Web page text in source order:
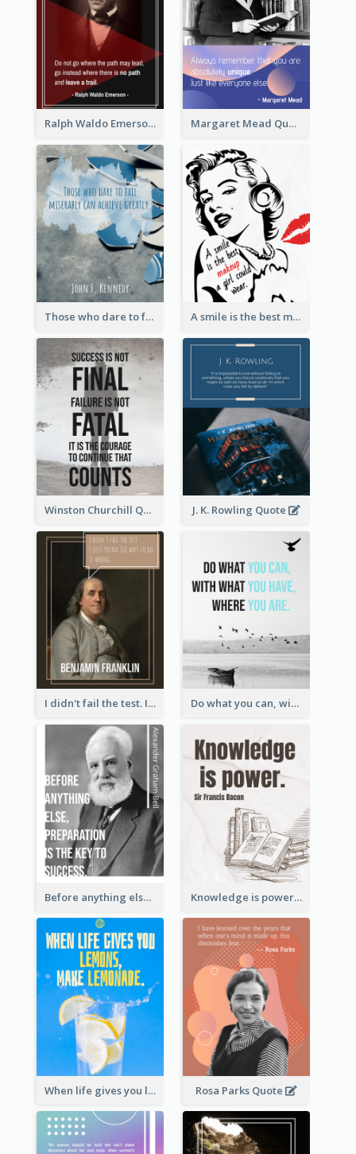
Ralph Waldo Emerson Quote Margaret Mead Quote
Those who dare to fail miserably can achieve greatly. - John F. Kennedy A smile is the best makeup a girl could wear. - Marilyn Monroe
Winston Churchill Quote J. K. Rowling Quote
I didn't fail the test. I just found 100 ways to do it wrong.-Benjamin Franklin Do what you can, with what you have, where you are. - Teddy Roosevelt
Before anything else, preparation is the key to success.-Alexander Graham Bell Knowledge is power. – Sir Francis Bacon
When life gives you lemons, make lemonade. – Elbert Hubbard Rosa Parks Quote